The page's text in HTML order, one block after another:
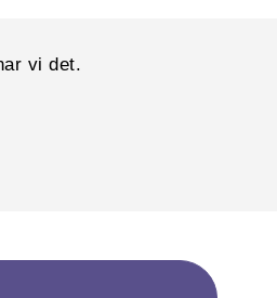
vi det.